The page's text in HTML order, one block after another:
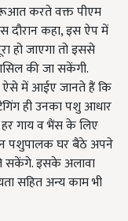
करते वक्त पीएम
दौरान कहा, इस ऐप में
हो जाएगा तो इससे
की जा सकेंगी.
ऐसे में आईए जानते हैं कि
ही उनका पशु आधार
गाय व भैंस के लिए
पशुपालक घर बैठे अपने
सकेंगे. इसके अलावा
सहित अन्य काम भी